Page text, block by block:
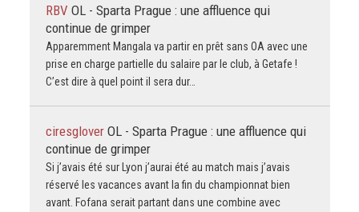
RBV OL - Sparta Prague : une affluence qui
continue de grimper
Apparemment Mangala va partir en prêt sans OA avec une
prise en charge partielle du salaire par le club, à Getafe !
C’est dire à quel point il sera dur…
ciresglover OL - Sparta Prague : une affluence qui
continue de grimper
Si j’avais été sur Lyon j’aurai été au match mais j’avais
réservé les vacances avant la fin du championnat bien
avant. Fofana serait partant dans une combine avec